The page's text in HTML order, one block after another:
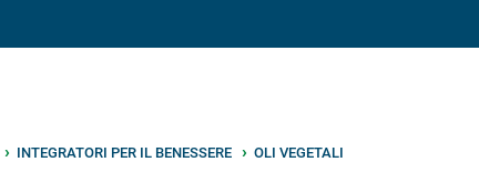
INTEGRATORI PER IL BENESSERE OLI VEGETALI